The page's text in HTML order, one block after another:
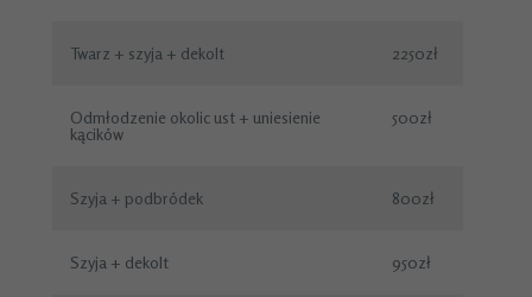
Twarz + szyja + dekolt 2250zł
Odmłodzenie okolic ust + uniesienie
kącików
500zł
Szyja + podbródek 800zł
Szyja + dekolt 950zł